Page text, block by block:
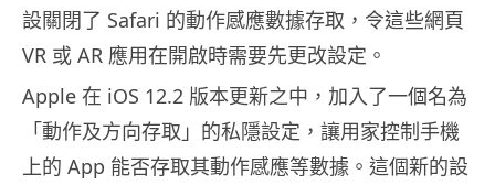
設關閉了 Safari 的動作感應數據存取，令這些網頁
VR 或 AR 應用在開啟時需要先更改設定。
Apple 在 iOS 12.2 版本更新之中，加入了一個名為
「動作及方向存取」的私隱設定，讓用家控制手機
上的 App 能否存取其動作感應等數據。這個新的設